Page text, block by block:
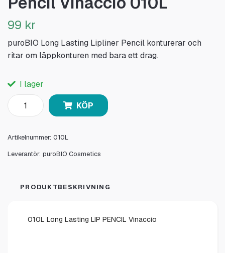
99 kr
puroBIO Long Lasting Lipliner Pencil konturerar och
ritar om läppkonturen med bara ett drag.
I lager
KÖP
Artikelnummer: 010L
Leverantör: puroBIO Cosmetics
PRODUKTBESKRIVNING
010L Long Lasting LIP PENCIL Vinaccio